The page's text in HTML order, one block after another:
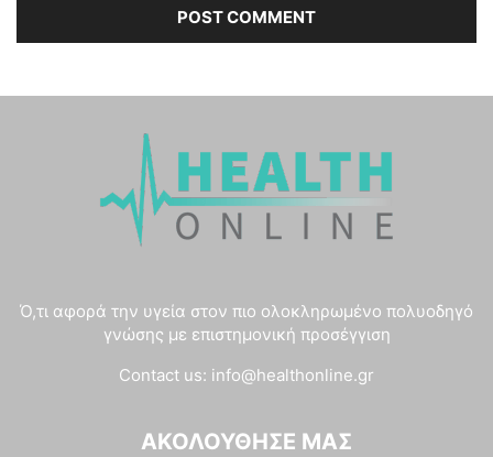
Ό,τι αφορά την υγεία στον πιο ολοκληρωμένο πολυοδηγό
γνώσης με επιστημονική προσέγγιση
Contact us: info@healthonline.gr
ΑΚΟΛΟΎΘΗΣΈ ΜΑΣ